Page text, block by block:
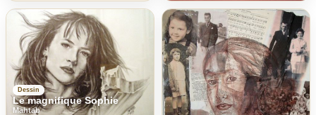
Dessin
Le magnifique Sophie
Mahtab